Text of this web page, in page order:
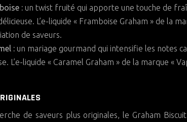
: un twist fruité qui apporte une touche de
L’e-liquide « Framboise Graham » de la
de saveurs.
: un mariage gourmand qui intensifie les notes
L’e-liquide « Caramel Graham » de la marque «
de saveurs plus originales, le Graham